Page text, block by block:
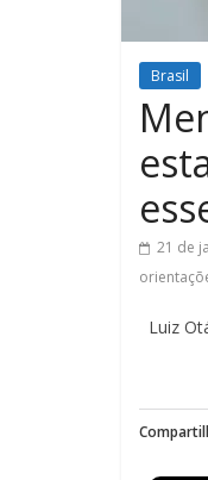
Brasil
21 de
Luiz